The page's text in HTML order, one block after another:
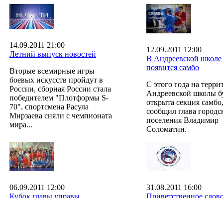
14.09.2011 21:00
Летний выпуск новостей
Вторые всемирные игры
боевых искусств пройдут в
России, сборная России стала
победителем "Плотформы S-
70", спортсмена Расула
Мирзаева сняли с чемпионата
мира...
12.09.2011 12:00
В Андреевской школе
появится самбо
С этого года на
Андреевской школы
открыта секция
сообщил глава
поселения Владимир
Соломатин.
06.09.2011 12:00
Кубок главы управы
31.08.2011 16:00
Приветственное